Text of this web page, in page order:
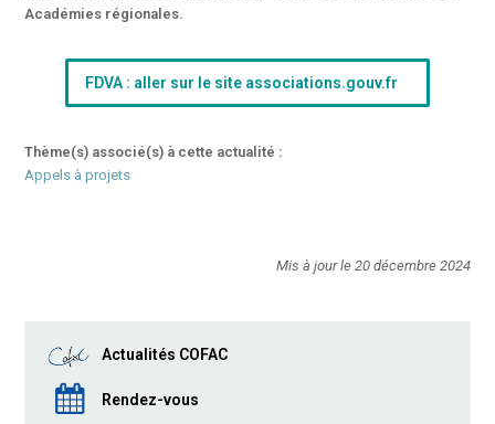
Académies régionales.
FDVA : aller sur le site associations.gouv.fr
Thème(s) associé(s) à cette actualité :
Appels à projets
Mis à jour le 20 décembre 2024
Actualités COFAC
Rendez-vous